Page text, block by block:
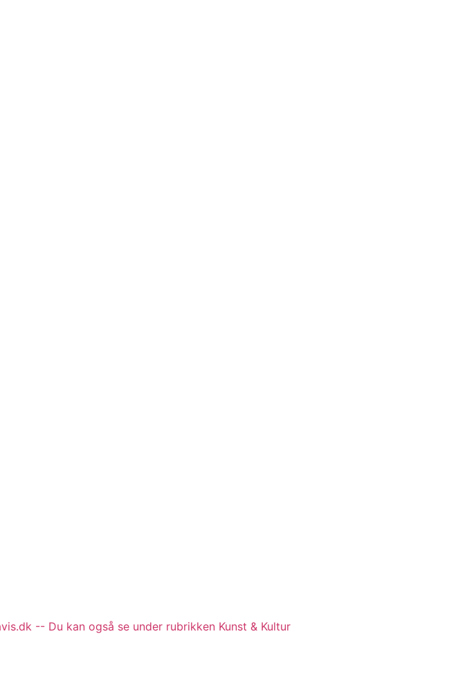
-- Du kan også se under rubrikken Kunst & Kultur